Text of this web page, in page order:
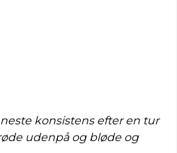
konsistens efter en tur
udenpå og bløde og